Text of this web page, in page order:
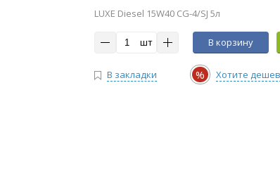
LUXE Diesel 15W40 CG-4/SJ 5л
шт В корзину
В закладки % Хотите